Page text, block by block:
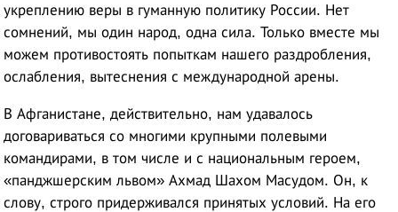
укреплению веры в гуманную политику России. Нет
сомнений, мы один народ, одна сила. Только вместе мы
можем противостоять попыткам нашего раздробления,
ослабления, вытеснения с международной арены.
В Афганистане, действительно, нам удавалось
договариваться со многими крупными полевыми
командирами, в том числе и с национальным героем,
«панджшерским львом» Ахмад Шахом Масудом. Он, к
слову, строго придерживался принятых условий. На его